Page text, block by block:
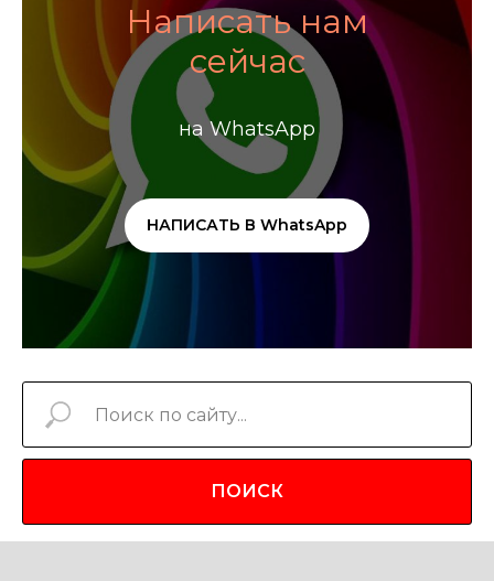
Написать нам
сейчас
на WhatsApp
НАПИСАТЬ В WhatsApp
ПОИСК